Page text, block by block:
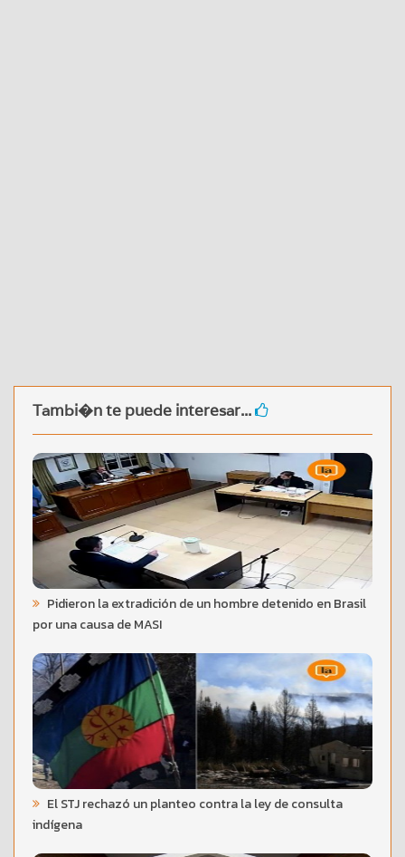
Tambi�n te puede interesar...
Pidieron la extradición de un hombre detenido en Brasil
por una causa de MASI
El STJ rechazó un planteo contra la ley de consulta
indígena